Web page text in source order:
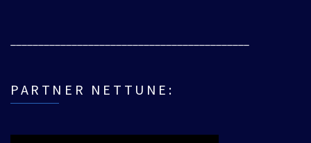
PARTNER NETTUNE: